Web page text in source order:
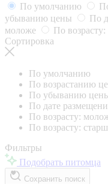
По умолчанию
убыванию цены
По
моложе
По
Сортировка
По умолчанию
По возрастанию
По убыванию
По дате
По возрасту:
По возрасту:
Фильтры
Подобрать питомца
Сохранить поиск